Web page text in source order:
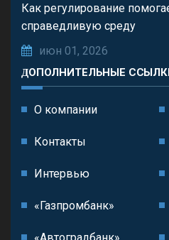
Как регулирование
справедливую среду
июн 01, 2026
ДОПОЛНИТЕЛЬНЫЕ
О компании
Контакты
Интервью
«Газпромбанк»